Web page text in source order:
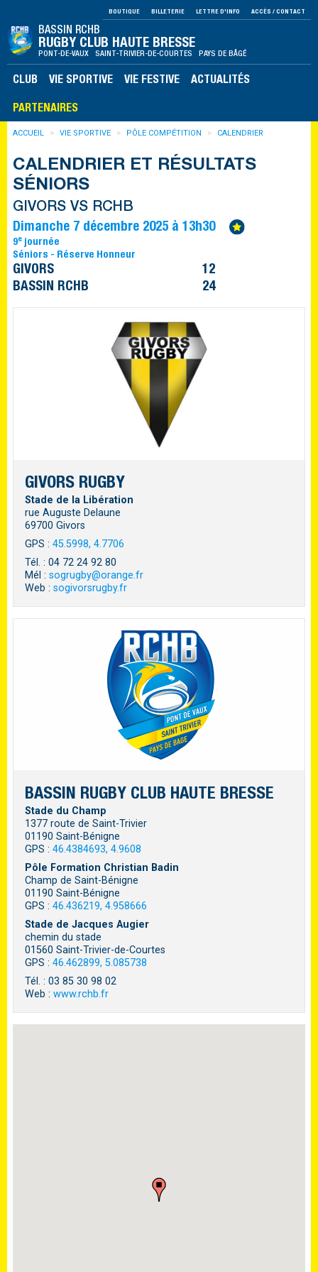
BOUTIQUE BILLETERIE LETTRE D'INFO ACCÈS / CONTACT
BASSIN RCHB
RUGBY CLUB HAUTE BRESSE
PONT-DE-VAUX SAINT-TRIVIER-DE-COURTES PAYS DE BÂGÉ
CLUB VIE SPORTIVE VIE FESTIVE ACTUALITÉS
PARTENAIRES
ACCUEIL VIE SPORTIVE PÔLE COMPÉTITION CALENDRIER
CALENDRIER ET RÉSULTATS
SÉNIORS
GIVORS VS RCHB
Dimanche 7 décembre 2025 à 13h30
9e
journée
Séniors - Réserve Honneur
GIVORS
12
BASSIN RCHB
24
GIVORS RUGBY
Stade de la Libération
rue Auguste Delaune
69700 Givors
GPS : 45.5998, 4.7706
Tél. : 04 72 24 92 80
Mél : sogrugby@orange.fr
Web : sogivorsrugby.fr
BASSIN RUGBY CLUB HAUTE BRESSE
Stade du Champ
1377 route de Saint-Trivier
01190 Saint-Bénigne
GPS : 46.4384693, 4.9608
Pôle Formation Christian Badin
Champ de Saint-Bénigne
01190 Saint-Bénigne
GPS : 46.436219, 4.958666
Stade de Jacques Augier
chemin du stade
01560 Saint-Trivier-de-Courtes
GPS : 46.462899, 5.085738
Tél. : 03 85 30 98 02
Web : www.rchb.fr